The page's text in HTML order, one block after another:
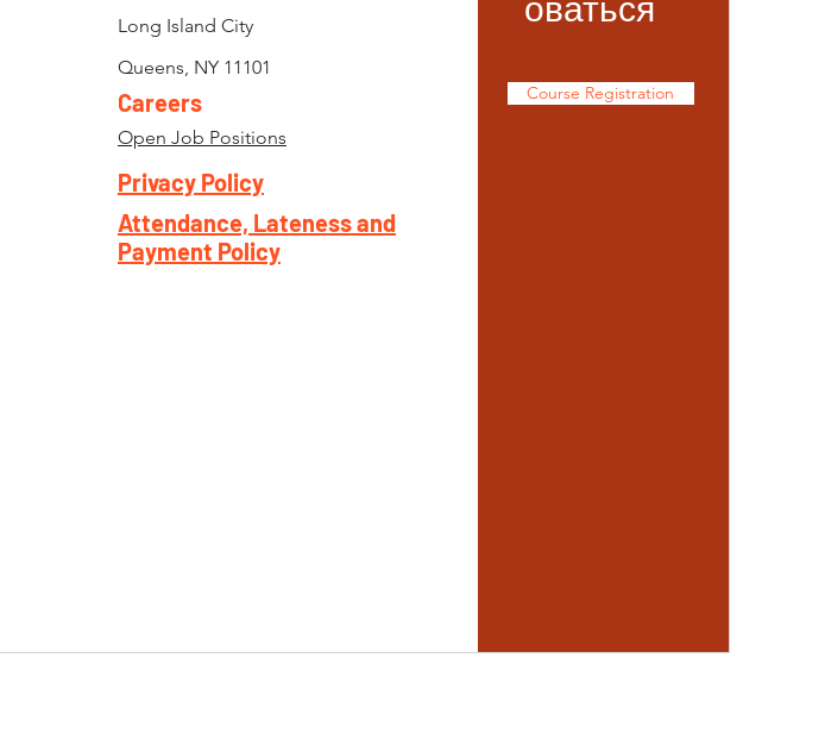
Long Island City
Queens, NY 11101
Careers
Open Job Positions
Privacy Policy
Attendance, Lateness and
Payment Policy
Course Registration